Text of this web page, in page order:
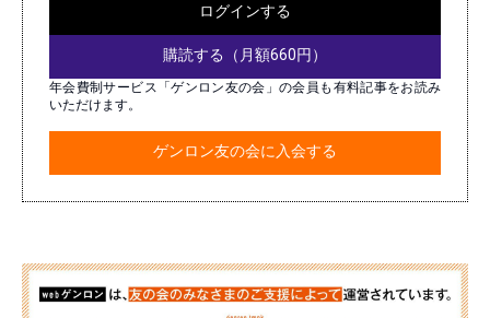
ログインする
購読する（月額660円）
年会費制サービス「ゲンロン友の会」の会員も有料記事をお読み
いただけます。
ゲンロン友の会に入会する